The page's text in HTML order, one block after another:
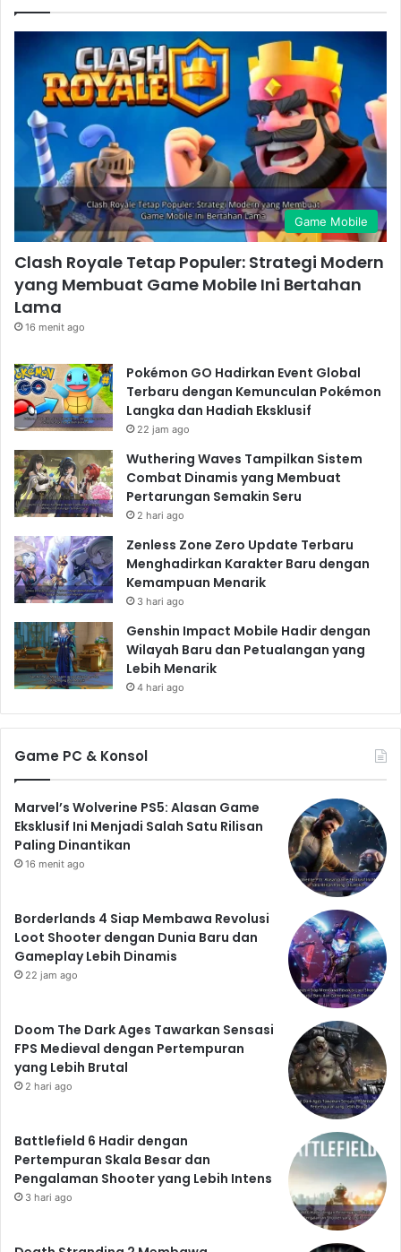
Game Mobile
Clash Royale Tetap Populer: Strategi Modern
yang Membuat Game Mobile Ini Bertahan
Lama
16 menit ago
Pokémon GO Hadirkan Event Global
Terbaru dengan Kemunculan Pokémon
Langka dan Hadiah Eksklusif
22 jam ago
Wuthering Waves Tampilkan Sistem
Combat Dinamis yang Membuat
Pertarungan Semakin Seru
2 hari ago
Zenless Zone Zero Update Terbaru
Menghadirkan Karakter Baru dengan
Kemampuan Menarik
3 hari ago
Genshin Impact Mobile Hadir dengan
Wilayah Baru dan Petualangan yang
Lebih Menarik
4 hari ago
Game PC & Konsol
Marvel’s Wolverine PS5: Alasan Game
Eksklusif Ini Menjadi Salah Satu Rilisan
Paling Dinantikan
16 menit ago
Borderlands 4 Siap Membawa Revolusi
Loot Shooter dengan Dunia Baru dan
Gameplay Lebih Dinamis
22 jam ago
Doom The Dark Ages Tawarkan Sensasi
FPS Medieval dengan Pertempuran
yang Lebih Brutal
2 hari ago
Battlefield 6 Hadir dengan
Pertempuran Skala Besar dan
Pengalaman Shooter yang Lebih Intens
3 hari ago